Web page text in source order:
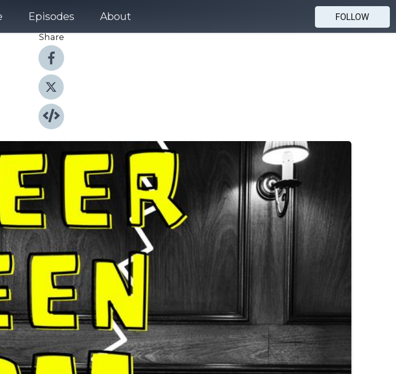
Episodes About
FOLLOW
Share